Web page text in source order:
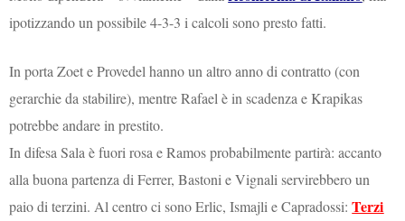
ipotizzando un possibile 4-3-3 i calcoli sono presto fatti.
In porta Zoet e Provedel hanno un altro anno di contratto (con
gerarchie da stabilire), mentre Rafael è in scadenza e Krapikas
potrebbe andare in prestito.
In difesa Sala è fuori rosa e Ramos probabilmente partirà: accanto
alla buona partenza di Ferrer, Bastoni e Vignali servirebbero un
paio di terzini. Al centro ci sono Erlic, Ismajli e Capradossi:Terzi